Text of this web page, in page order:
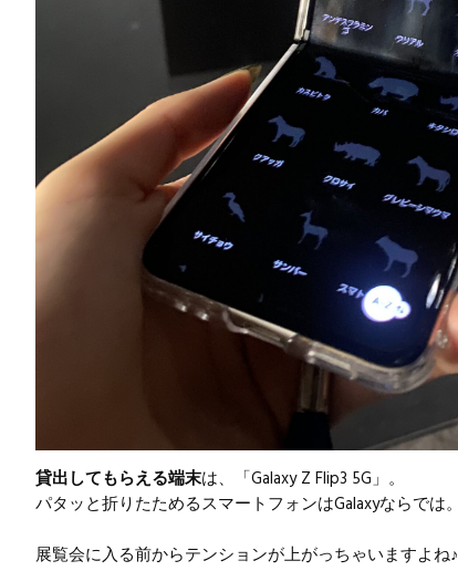
貸出してもらえる端末は、「Galaxy Z Flip3 5G」。
パタッと折りたためるスマートフォンはGalaxyならでは。
展覧会に入る前からテンションが上がっちゃいますよね♪